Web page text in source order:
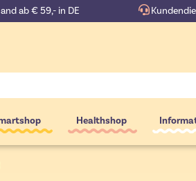
Healthshop
ab € 59,- in DE